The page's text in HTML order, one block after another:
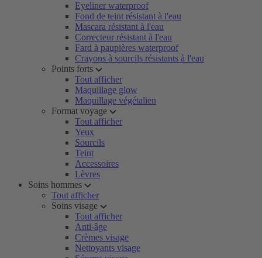
Eyeliner waterproof
Fond de teint résistant à l'eau
Mascara résistant à l'eau
Correcteur résistant à l'eau
Fard à paupières waterproof
Crayons à sourcils résistants à l'eau
Points forts
Tout afficher
Maquillage glow
Maquillage végétalien
Format voyage
Tout afficher
Yeux
Sourcils
Teint
Accessoires
Lèvres
Soins hommes
Tout afficher
Soins visage
Tout afficher
Anti-âge
Crèmes visage
Nettoyants visage